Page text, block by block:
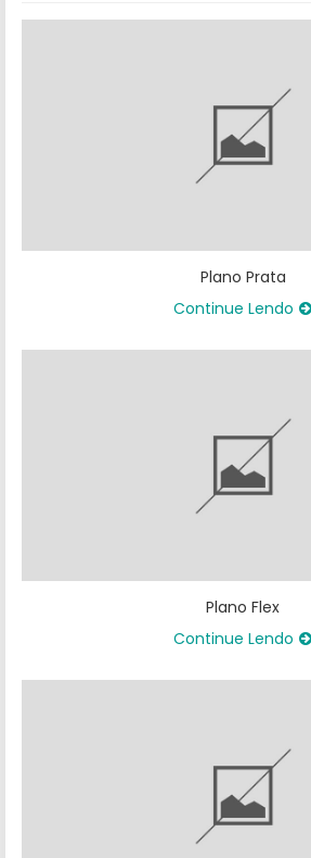
Plano Prata
Continue Lendo
Plano Flex
Continue Lendo